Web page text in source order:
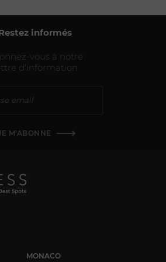
raffinés,
Chaque pièce
Une expérience
informés
vous à notre
d'information
M'ABONNE
MONACO